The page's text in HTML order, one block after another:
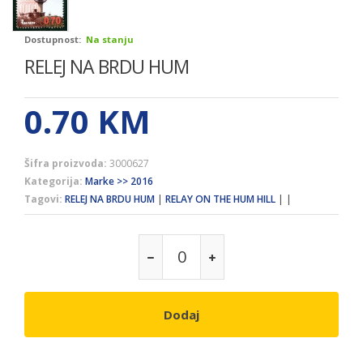
Dostupnost: Na stanju
RELEJ NA BRDU HUM
0.70 KM
Šifra proizvoda: 3000627
Kategorija: Marke >> 2016
Tagovi: RELEJ NA BRDU HUM | RELAY ON THE HUM HILL | |
Dodaj